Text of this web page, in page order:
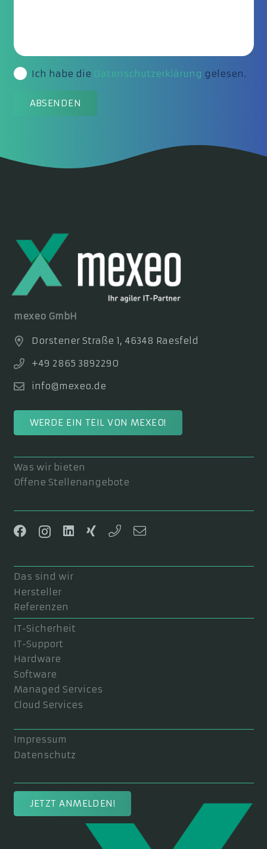
Ich habe die Datenschutzerklärung gelesen.
ABSENDEN
mexeo GmbH
Dorstener Straße 1, 46348 Raesfeld
+49 2865 3892290
info@mexeo.de
WERDE EIN TEIL VON MEXEO!
Was wir bieten
Offene Stellenangebote
Das sind wir
Hersteller
Referenzen
IT-Sicherheit
IT-Support
Hardware
Software
Managed Services
Cloud Services
Impressum
Datenschutz
JETZT ANMELDEN!